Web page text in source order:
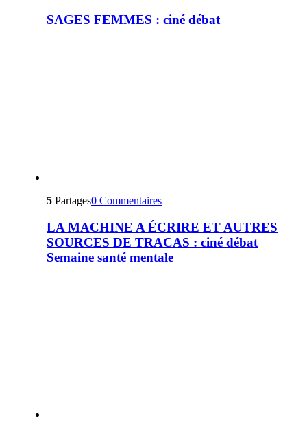
SAGES FEMMES : ciné débat
5 Partages0 Commentaires
LA MACHINE A ÉCRIRE ET AUTRES
SOURCES DE TRACAS : ciné débat
Semaine santé mentale